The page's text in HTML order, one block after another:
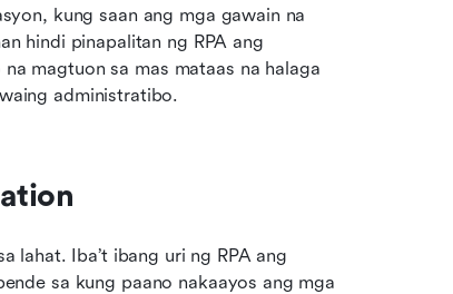
kung saan ang mga gawain na
hindi pinapalitan ng RPA ang
magtuon sa mas mataas na halaga
administratibo.
lahat. Iba’t ibang uri ng RPA ang
sa kung paano nakaayos ang mga